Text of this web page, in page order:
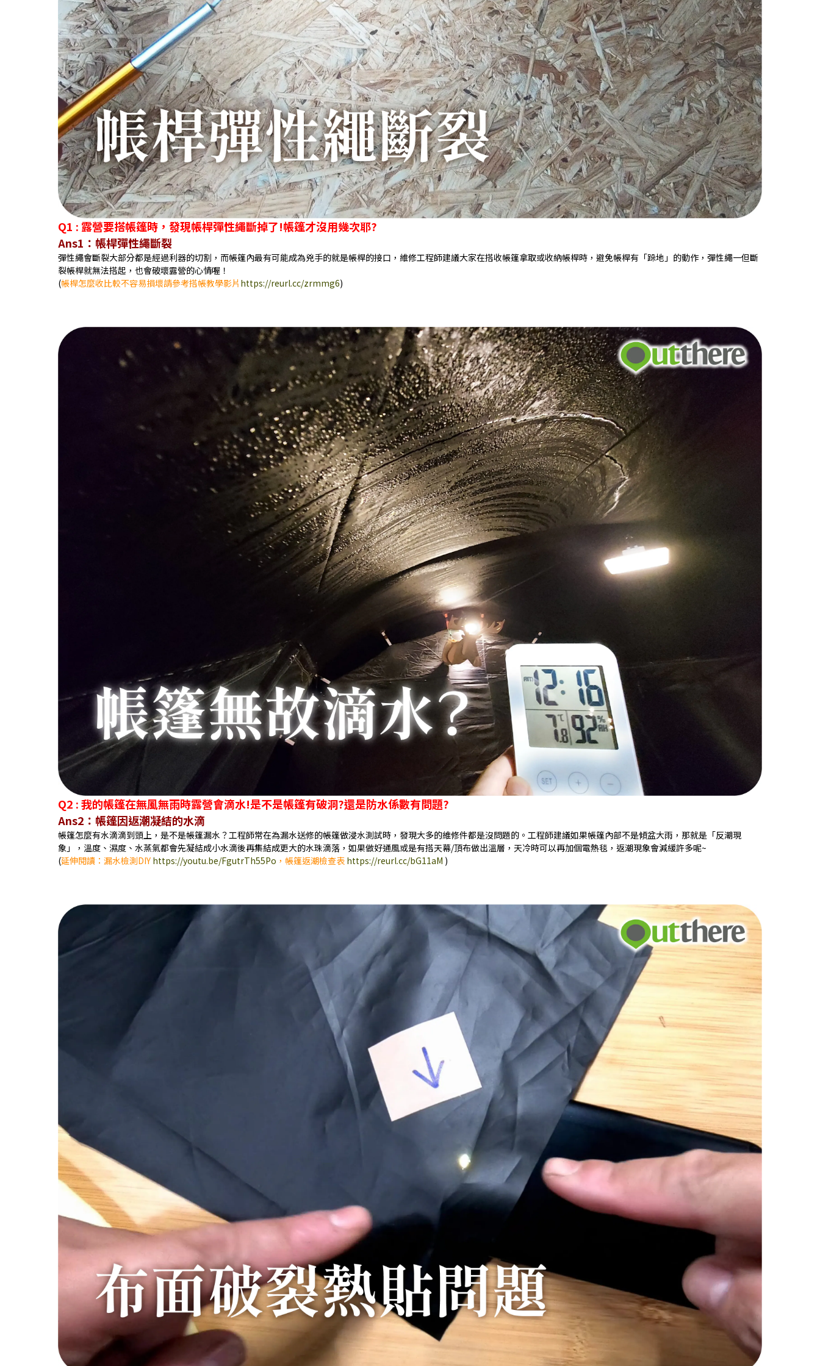
Q1 : 露營要搭帳篷時，發現帳桿彈性繩斷掉了!帳篷才沒用幾次耶?
Ans1：帳桿彈性繩斷裂
彈性繩會斷裂大部分都是經過利器的切割，而帳篷內最有可能成為兇手的就是帳桿的接口，維修工程師建議大家在搭收帳篷拿取或收納帳桿時，避免帳桿有「跺地」的動作，彈性繩一但斷
裂帳桿就無法搭起，也會破壞露營的心情喔！
(帳桿怎麼收比較不容易損壞請參考搭帳教學影片 https://reurl.cc/zrmmg6)
Q2 : 我的帳篷在無風無雨時露營會滴水!是不是帳篷有破洞?還是防水係數有問題?
Ans2：帳篷因返潮凝結的水滴
帳篷怎麼有水滴滴到頭上，是不是帳篷漏水？工程師常在為漏水送修的帳篷做浸水測試時，發現大多的維修件都是沒問題的。工程師建議如果帳篷內部不是傾盆大雨，那就是「反潮現
象」，溫度、濕度、水蒸氣都會先凝結成小水滴後再集結成更大的水珠滴落，如果做好通風或是有搭天幕/頂布做出溫層，天冷時可以再加個電熱毯，返潮現象會減緩許多呢~
(延伸閱讀：漏水檢測DIY https://youtu.be/FgutrTh55Po ，帳篷返潮檢查表 https://reurl.cc/bG11aM )